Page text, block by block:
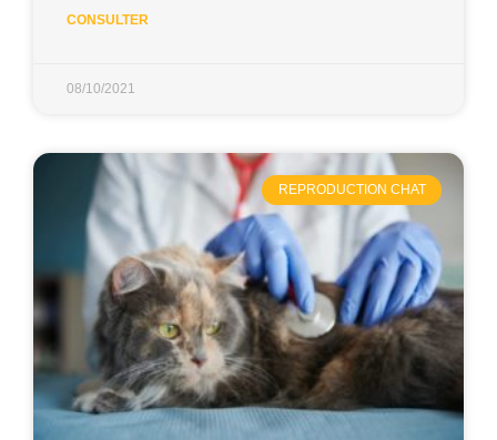
CONSULTER
08/10/2021
REPRODUCTION CHAT